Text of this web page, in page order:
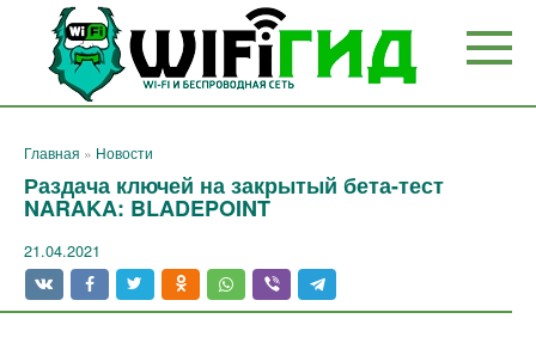
Перейти
контенту
Главная » Новости
Раздача ключей на закрытый бета-тест
NARAKA: BLADEPOINT
21.04.2021